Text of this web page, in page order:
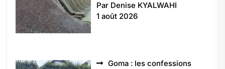
Par Denise KYALWAHI
1 août 2026
Goma : les confessions